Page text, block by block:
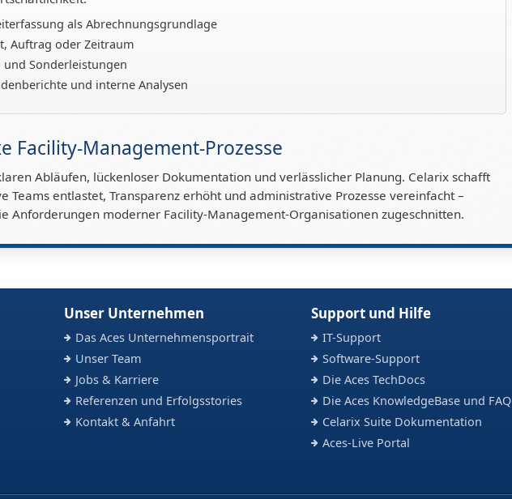
als Abrechnungsgrundlage
Auftrag oder Zeitraum
und Sonderleistungen
und interne Analysen
Facility-Management-Prozesse
Abläufen, lückenloser Dokumentation und verlässlicher Planung. Celarix schafft
Teams entlastet, Transparenz erhöht und administrative Prozesse vereinfacht –
Anforderungen moderner Facility-Management-Organisationen zugeschnitten.
Unser Unternehmen
Das Aces Unternehmensportrait
Unser Team
Jobs & Karriere
Referenzen und Erfolgsstories
Kontakt & Anfahrt
Support und Hilfe
IT-Support
Software-Support
Die Aces TechDocs
Die Aces KnowledgeBase und FAQ
Celarix Suite Dokumentation
Aces-Live Portal